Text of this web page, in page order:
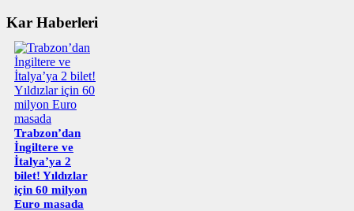
Kar Haberleri
Trabzon’dan
İngiltere ve
İtalya’ya 2
bilet! Yıldızlar
için 60 milyon
Euro masada